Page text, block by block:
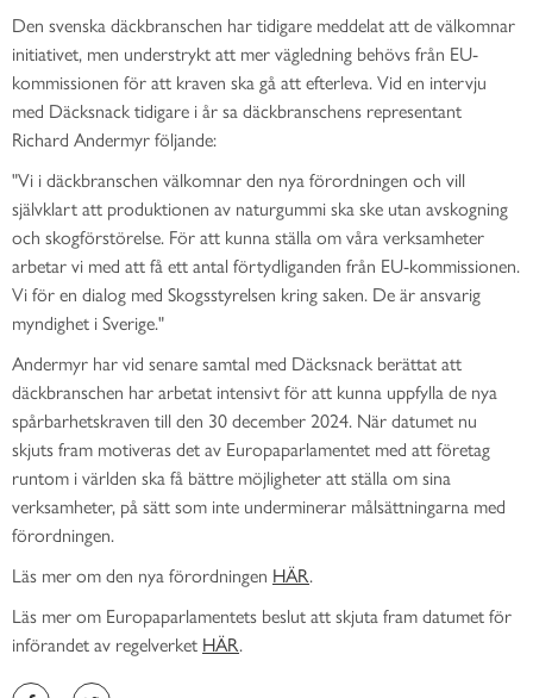
Den svenska däckbranschen har tidigare meddelat att de välkomnar
initiativet, men understrykt att mer vägledning behövs från EU-
kommissionen för att kraven ska gå att efterleva. Vid en intervju
med Däcksnack tidigare i år sa däckbranschens representant
Richard Andermyr följande:
"Vi i däckbranschen välkomnar den nya förordningen och vill
självklart att produktionen av naturgummi ska ske utan avskogning
och skogförstörelse. För att kunna ställa om våra verksamheter
arbetar vi med att få ett antal förtydliganden från EU-kommissionen.
Vi för en dialog med Skogsstyrelsen kring saken. De är ansvarig
myndighet i Sverige."
Andermyr har vid senare samtal med Däcksnack berättat att
däckbranschen har arbetat intensivt för att kunna uppfylla de nya
spårbarhetskraven till den 30 december 2024. När datumet nu
skjuts fram motiveras det av Europaparlamentet med att företag
runtom i världen ska få bättre möjligheter att ställa om sina
verksamheter, på sätt som inte underminerar målsättningarna med
förordningen.
Läs mer om den nya förordningen HÄR.
Läs mer om Europaparlamentets beslut att skjuta fram datumet för
införandet av regelverket HÄR.